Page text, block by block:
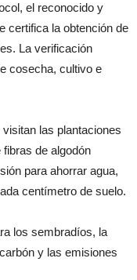
el reconocido y
certifica la obtención de
La verificación
cosecha, cultivo e
las plantaciones
de algodón
para ahorrar agua,
centímetro de suelo.
los sembradíos, la
y las emisiones